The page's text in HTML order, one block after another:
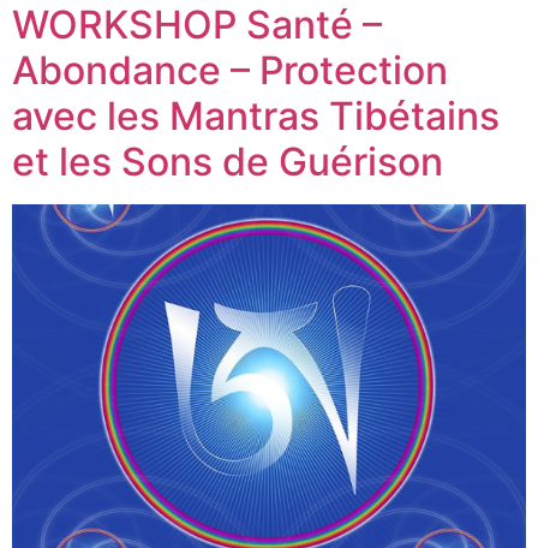
WORKSHOP Santé –
Abondance – Protection
avec les Mantras Tibétains
et les Sons de Guérison